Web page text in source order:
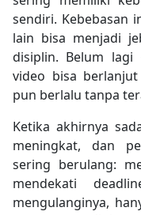
sendiri. Kebebasan
lain bisa menjadi
disiplin. Belum lagi
video bisa
pun berlalu tanpa
Ketika akhirnya
meningkat, dan
sering berulang:
mendekati
mengulanginya,